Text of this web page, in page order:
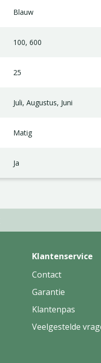
Blauw
100, 600
25
Juli, Augustus, Juni
Matig
Ja
Klantenservice
Contact
Garantie
Klantenpas
Veelgestelde